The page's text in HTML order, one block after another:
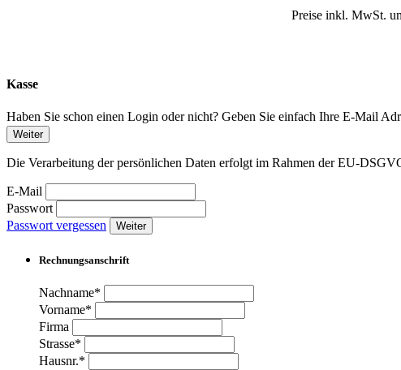
Preise inkl. MwSt.
Kasse
Haben Sie schon einen Login oder nicht? Geben Sie einfach Ihre E-Mail
Weiter
Die Verarbeitung der persönlichen Daten erfolgt im Rahmen der EU-
E-Mail
Passwort
Passwort vergessen
Weiter
Rechnungsanschrift
Nachname*
Vorname*
Firma
Strasse*
Hausnr.*